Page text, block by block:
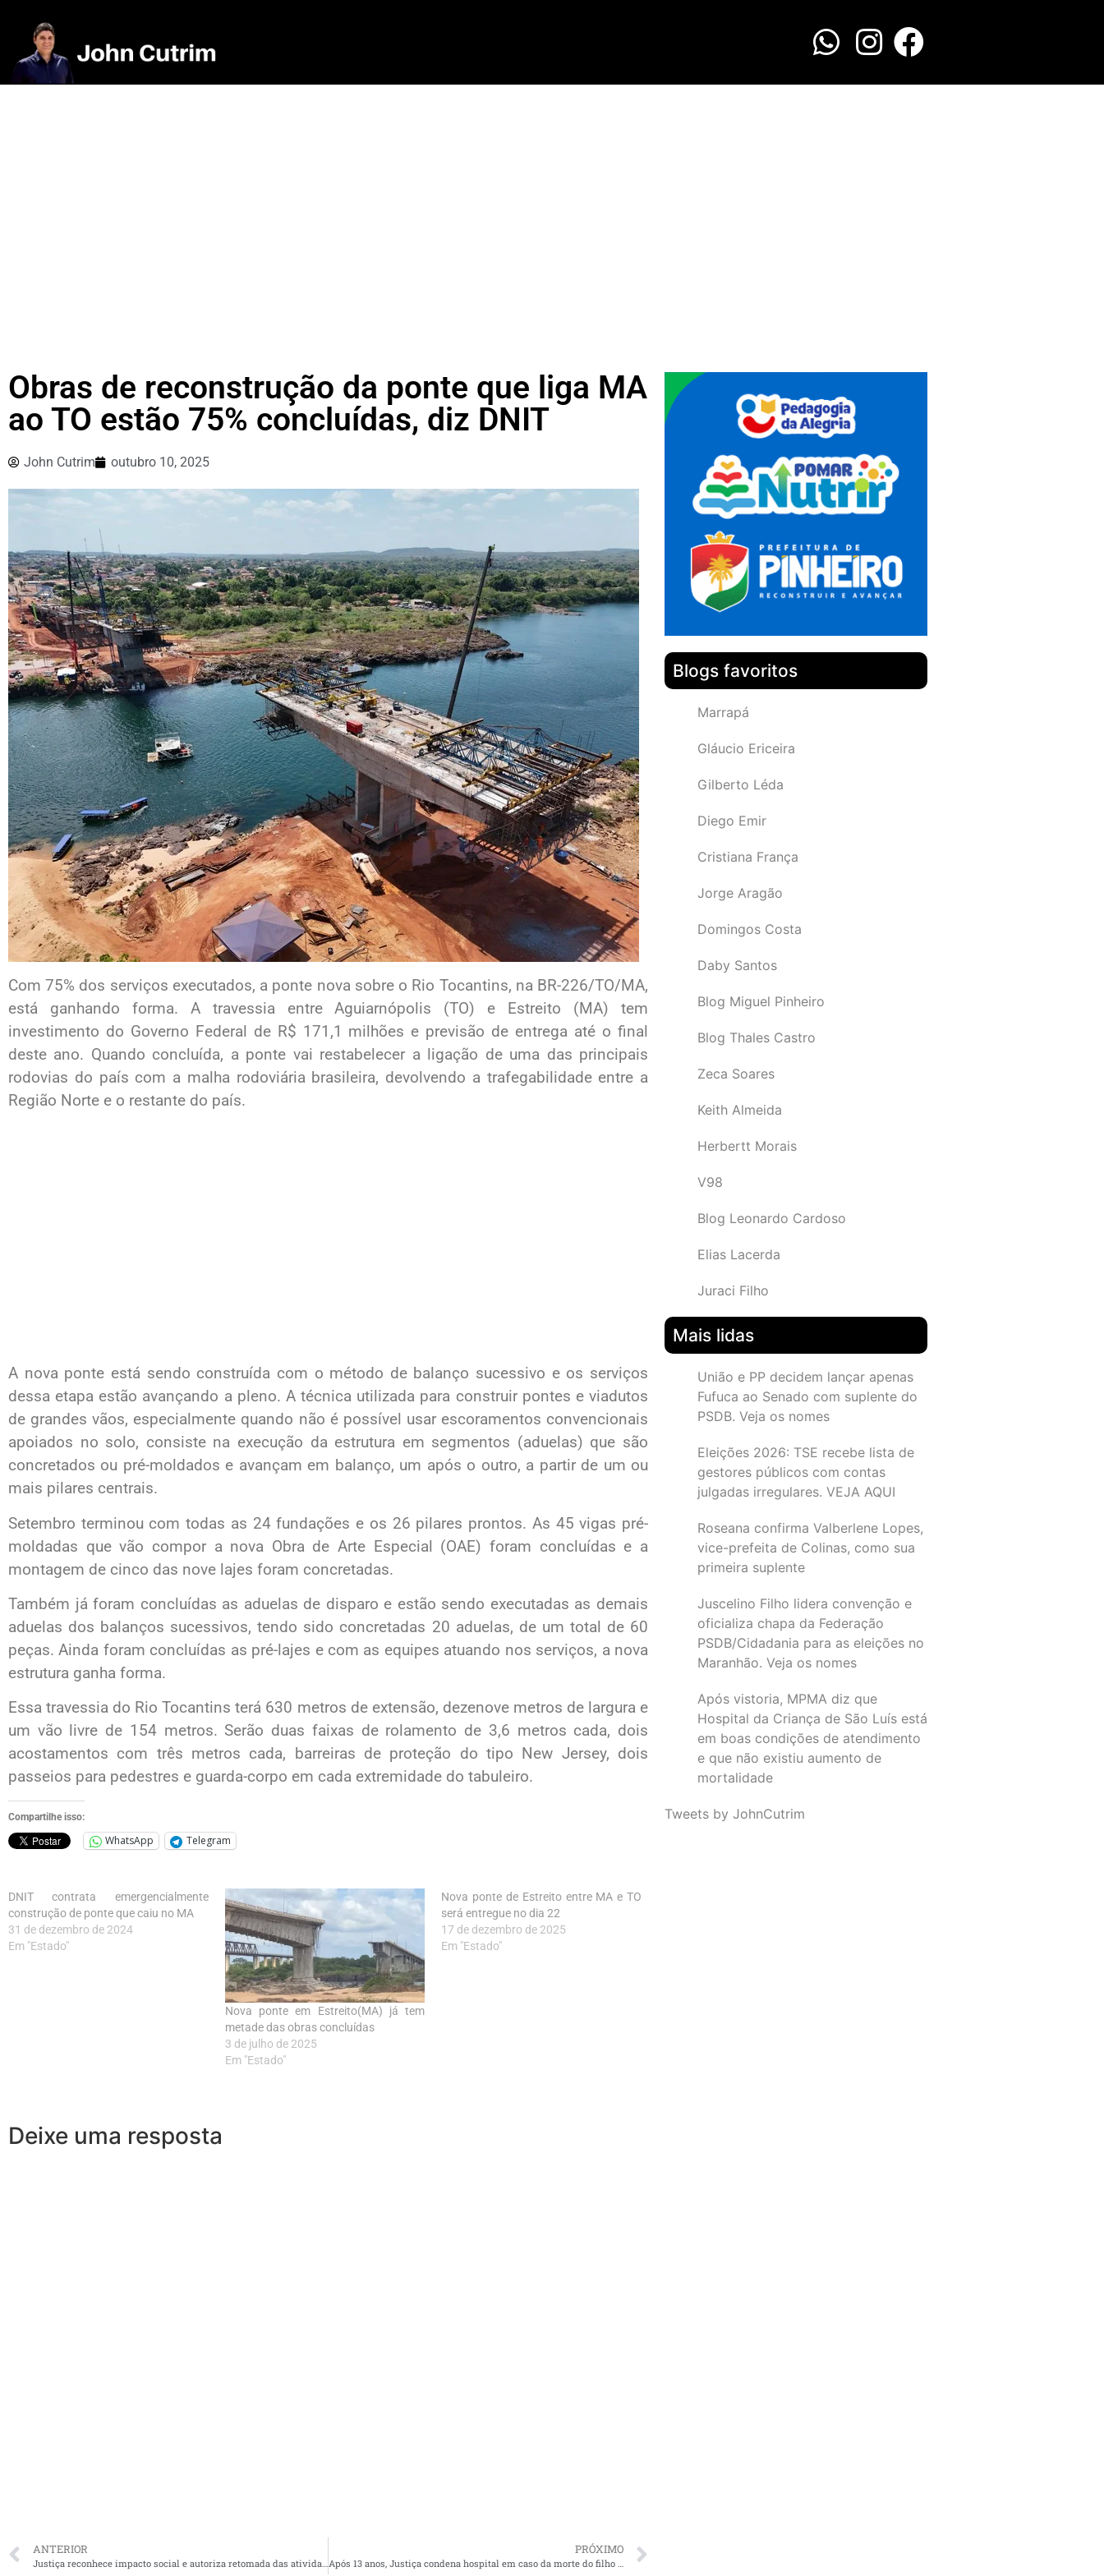
Obras de reconstrução da ponte que liga MA
ao TO estão 75% concluídas, diz DNIT
John Cutrim outubro 10, 2025
Com 75% dos serviços executados, a ponte nova sobre o Rio Tocantins, na BR-226/TO/MA,
está ganhando forma. A travessia entre Aguiarnópolis (TO) e Estreito (MA) tem
investimento do Governo Federal de R$ 171,1 milhões e previsão de entrega até o final
deste ano. Quando concluída, a ponte vai restabelecer a ligação de uma das principais
rodovias do país com a malha rodoviária brasileira, devolvendo a trafegabilidade entre a
Região Norte e o restante do país.
A nova ponte está sendo construída com o método de balanço sucessivo e os serviços
dessa etapa estão avançando a pleno. A técnica utilizada para construir pontes e viadutos
de grandes vãos, especialmente quando não é possível usar escoramentos convencionais
apoiados no solo, consiste na execução da estrutura em segmentos (aduelas) que são
concretados ou pré-moldados e avançam em balanço, um após o outro, a partir de um ou
mais pilares centrais.
Setembro terminou com todas as 24 fundações e os 26 pilares prontos. As 45 vigas pré-
moldadas que vão compor a nova Obra de Arte Especial (OAE) foram concluídas e a
montagem de cinco das nove lajes foram concretadas.
Também já foram concluídas as aduelas de disparo e estão sendo executadas as demais
aduelas dos balanços sucessivos, tendo sido concretadas 20 aduelas, de um total de 60
peças. Ainda foram concluídas as pré-lajes e com as equipes atuando nos serviços, a nova
estrutura ganha forma.
Essa travessia do Rio Tocantins terá 630 metros de extensão, dezenove metros de largura e
um vão livre de 154 metros. Serão duas faixas de rolamento de 3,6 metros cada, dois
acostamentos com três metros cada, barreiras de proteção do tipo New Jersey, dois
passeios para pedestres e guarda-corpo em cada extremidade do tabuleiro.
Compartilhe isso:
WhatsApp Telegram
DNIT contrata emergencialmente
construção de ponte que caiu no MA
31 de dezembro de 2024
Em "Estado"
Nova ponte em Estreito(MA) já tem
metade das obras concluídas
3 de julho de 2025
Em "Estado"
Nova ponte de Estreito entre MA e TO
será entregue no dia 22
17 de dezembro de 2025
Em "Estado"
Deixe uma resposta
ANTERIOR
Justiça reconhece impacto social e autoriza retomada das atividades da Mais Saúde no Maranhão
PRÓXIMO
Após 13 anos, Justiça condena hospital em caso da morte do filho de Flávio Dino; indenização de R$ 1,2 milhão será doada
Blogs favoritos
Marrapá
Gláucio Ericeira
Gilberto Léda
Diego Emir
Cristiana França
Jorge Aragão
Domingos Costa
Daby Santos
Blog Miguel Pinheiro
Blog Thales Castro
Zeca Soares
Keith Almeida
Herbertt Morais
V98
Blog Leonardo Cardoso
Elias Lacerda
Juraci Filho
Mais lidas
União e PP decidem lançar apenas
Fufuca ao Senado com suplente do
PSDB. Veja os nomes
Eleições 2026: TSE recebe lista de
gestores públicos com contas
julgadas irregulares. VEJA AQUI
Roseana confirma Valberlene Lopes,
vice-prefeita de Colinas, como sua
primeira suplente
Juscelino Filho lidera convenção e
oficializa chapa da Federação
PSDB/Cidadania para as eleições no
Maranhão. Veja os nomes
Após vistoria, MPMA diz que
Hospital da Criança de São Luís está
em boas condições de atendimento
e que não existiu aumento de
mortalidade
Tweets by JohnCutrim